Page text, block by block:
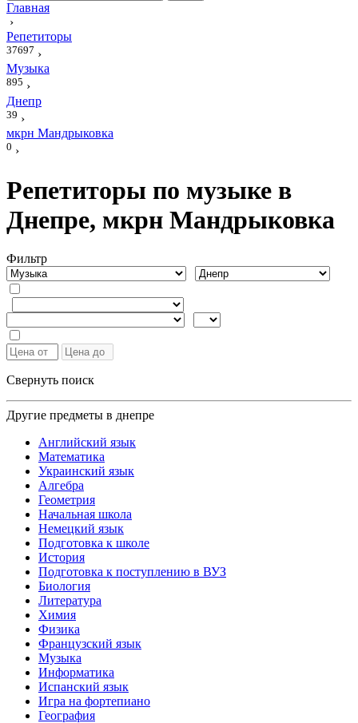
Главная
›
Репетиторы
37697 ›
Музыка
895 ›
Днепр
39 ›
мкрн Мандрыковка
0 ›
Репетиторы по музыке в
Днепре, мкрн Мандрыковка
Фильтр
Свернуть поиск
Другие предметы в днепре
Английский язык
Математика
Украинский язык
Алгебра
Геометрия
Начальная школа
Немецкий язык
Подготовка к школе
История
Подготовка к поступлению в ВУЗ
Биология
Литература
Химия
Физика
Французский язык
Музыка
Информатика
Испанский язык
Игра на фортепиано
География